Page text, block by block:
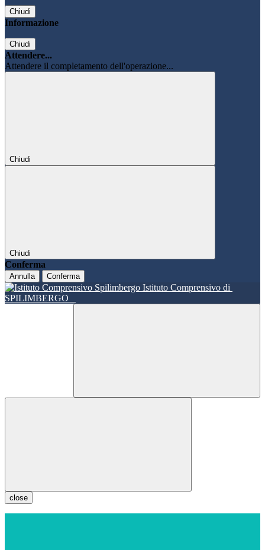
Chiudi
Informazione
Chiudi
Attendere...
Attendere il completamento dell'operazione...
Chiudi
Chiudi
Conferma
Annulla Conferma
Istituto Comprensivo di
SPILIMBERGO
close